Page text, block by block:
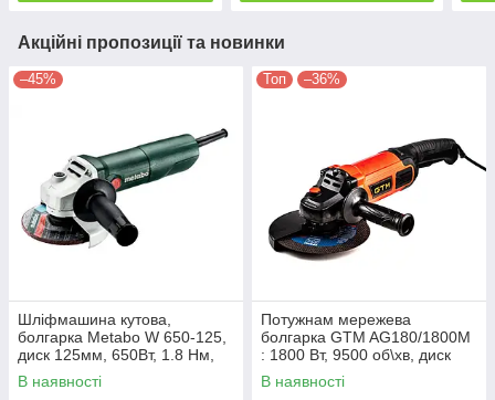
Акційні пропозиції та новинки
–45%
Шліфмашина кутова,
болгарка Metabo W 650-125,
диск 125мм, 650Вт, 1.8 Нм,
11000об/хв. Made in Germany
В наявності
Топ –36%
Потужнам мережева
болгарка GTM AG180/1800M
: 1800 Вт, 9500 об\хв, диск
180 мм, мережева кутова
шліфмашина
В наявності